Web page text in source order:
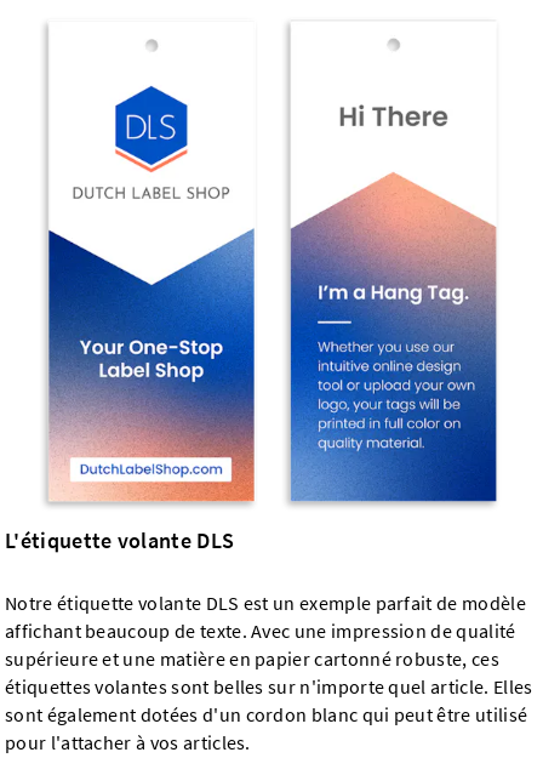
L'étiquette volante DLS
Notre étiquette volante DLS est un exemple parfait de modèle
affichant beaucoup de texte. Avec une impression de qualité
supérieure et une matière en papier cartonné robuste, ces
étiquettes volantes sont belles sur n'importe quel article. Elles
sont également dotées d'un cordon blanc qui peut être utilisé
pour l'attacher à vos articles.